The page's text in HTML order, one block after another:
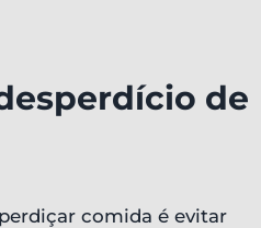
de
comida é evitar